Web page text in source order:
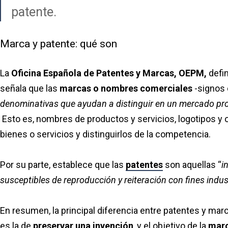
patente.
Marca y patente: qué son
La Oficina Española de Patentes y Marcas, OEPM,
señala que las marcas o nombres comerciales -signos
denominativas que ayudan a distinguir en un mercado
Esto es, nombres de productos y servicios, logotipos
bienes o servicios y distinguirlos de la competencia.
Por su parte, establece que las patentes son aquellas “
susceptibles de reproducción y reiteración con fines
En resumen, la principal diferencia entre patentes y
es la de preservar una invención , y el objetivo de la